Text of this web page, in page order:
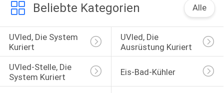
Beliebte Kategorien Alle
UVled, Die System
Kuriert
UVled, Die
Ausrüstung Kuriert
UVled-Stelle, Die
System Kuriert
Eis-Bad-Kühler